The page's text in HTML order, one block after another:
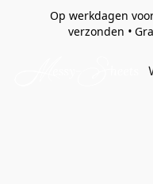
Op werkdagen
verzonden •